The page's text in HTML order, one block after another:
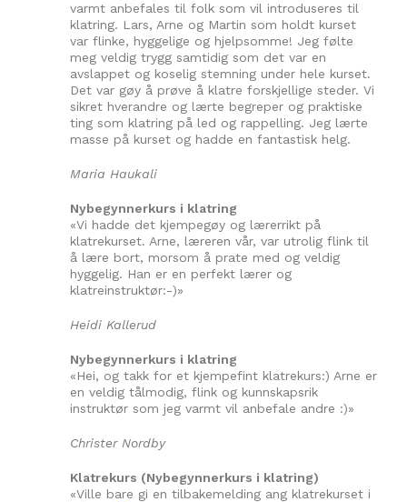
varmt anbefales til folk som vil introduseres til
klatring. Lars, Arne og Martin som holdt kurset
var flinke, hyggelige og hjelpsomme! Jeg følte
meg veldig trygg samtidig som det var en
avslappet og koselig stemning under hele kurset.
Det var gøy å prøve å klatre forskjellige steder. Vi
sikret hverandre og lærte begreper og praktiske
ting som klatring på led og rappelling. Jeg lærte
masse på kurset og hadde en fantastisk helg.
Maria Haukali
Nybegynnerkurs i klatring
«Vi hadde det kjempegøy og lærerrikt på
klatrekurset. Arne, læreren vår, var utrolig flink til
å lære bort, morsom å prate med og veldig
hyggelig. Han er en perfekt lærer og
klatreinstruktør:-)»
Heidi Kallerud
Nybegynnerkurs i klatring
«Hei, og takk for et kjempefint klatrekurs:) Arne er
en veldig tålmodig, flink og kunnskapsrik
instruktør som jeg varmt vil anbefale andre :)»
Christer Nordby
Klatrekurs (Nybegynnerkurs i klatring)
«Ville bare gi en tilbakemelding ang klatrekurset i